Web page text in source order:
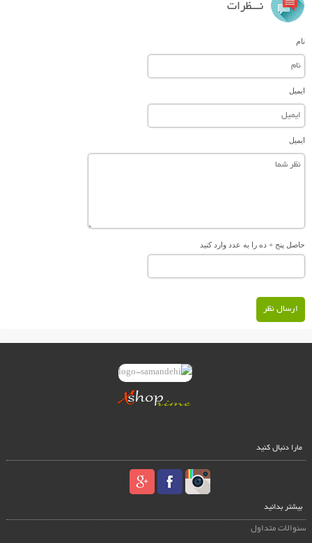
نـــظرات
نام
ایمیل
ایمیل
حاصل پنج + ده را به عدد وارد کنید
ارسال نظر
مارا دنبال کنید
بیشتر بدانید
سئوالات متداول